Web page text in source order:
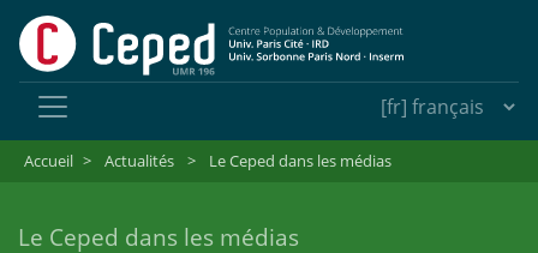
Accueil > Actualités > Le Ceped dans les médias
Le Ceped dans les médias